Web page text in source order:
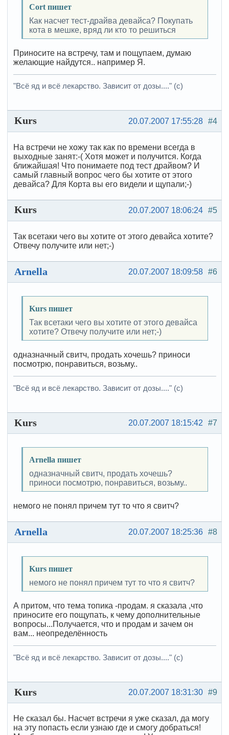
Cort пишет
Как насчет тест-драйва девайса? Покупать
кота в мешке, вряд ли кто то решиться
Приносите на встречу, там и пощупаем, думаю
желающие найдутся.. например Я.
"Всё яд и всё лекарство. Зависит от дозы...." (с)
#4
20.07.2007 17:55:28
Kurs
На встречи не хожу так как по времени всегда в
выходные занят:-( Хотя может и получится. Когда
ближайшая! Что понимаете под тест драйвом? И
самый главный вопрос чего бы хотите от этого
девайса? Для Корта вы его видели и щупали;-)
#5
20.07.2007 18:06:24
Kurs
Так всетаки чего вы хотите от этого девайса хотите?
Отвечу получите или нет;-)
#6
20.07.2007 18:09:58
Arnella
Kurs пишет
Так всетаки чего вы хотите от этого девайса
хотите? Отвечу получите или нет;-)
одназначный свитч, продать хочешь? приноси
посмотрю, понравиться, возьму..
"Всё яд и всё лекарство. Зависит от дозы...." (с)
#7
20.07.2007 18:15:42
Kurs
Arnella пишет
одназначный свитч, продать хочешь?
приноси посмотрю, понравиться, возьму..
немого не понял причем тут то что я свитч?
#8
20.07.2007 18:25:36
Arnella
Kurs пишет
немого не понял причем тут то что я свитч?
А притом, что тема топика -продам. я сказала ,что
приносите его пощупать, к чему дополнительные
вопросы...Получается, что и продам и зачем он
вам... неопределённость
"Всё яд и всё лекарство. Зависит от дозы...." (с)
#9
20.07.2007 18:31:30
Kurs
Не сказал бы. Насчет встречи я уже сказал, да могу
на эту попасть если узнаю где и смогу добраться!